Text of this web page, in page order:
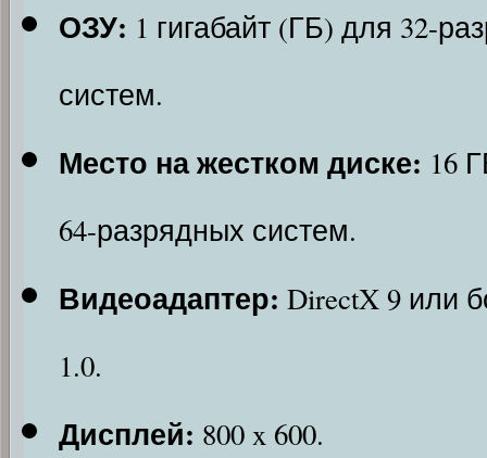
ОЗУ: 1 гигабайт (ГБ) для 32-
систем.
Место на жестком диске: 16
64-разрядных систем.
Видеоадаптер: DirectX 9 или
1.0.
Дисплей: 800 x 600.